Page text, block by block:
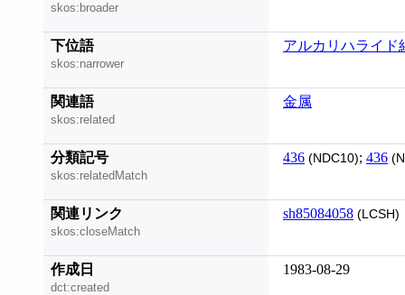
skos:broader
下位語
skos:narrower
アルカリハライド
関連語
skos:related
金属
分類記号
skos:relatedMatch
436 (NDC10); 436
関連リンク
skos:closeMatch
sh85084058 (LCSH)
作成日
dct:created
1983-08-29